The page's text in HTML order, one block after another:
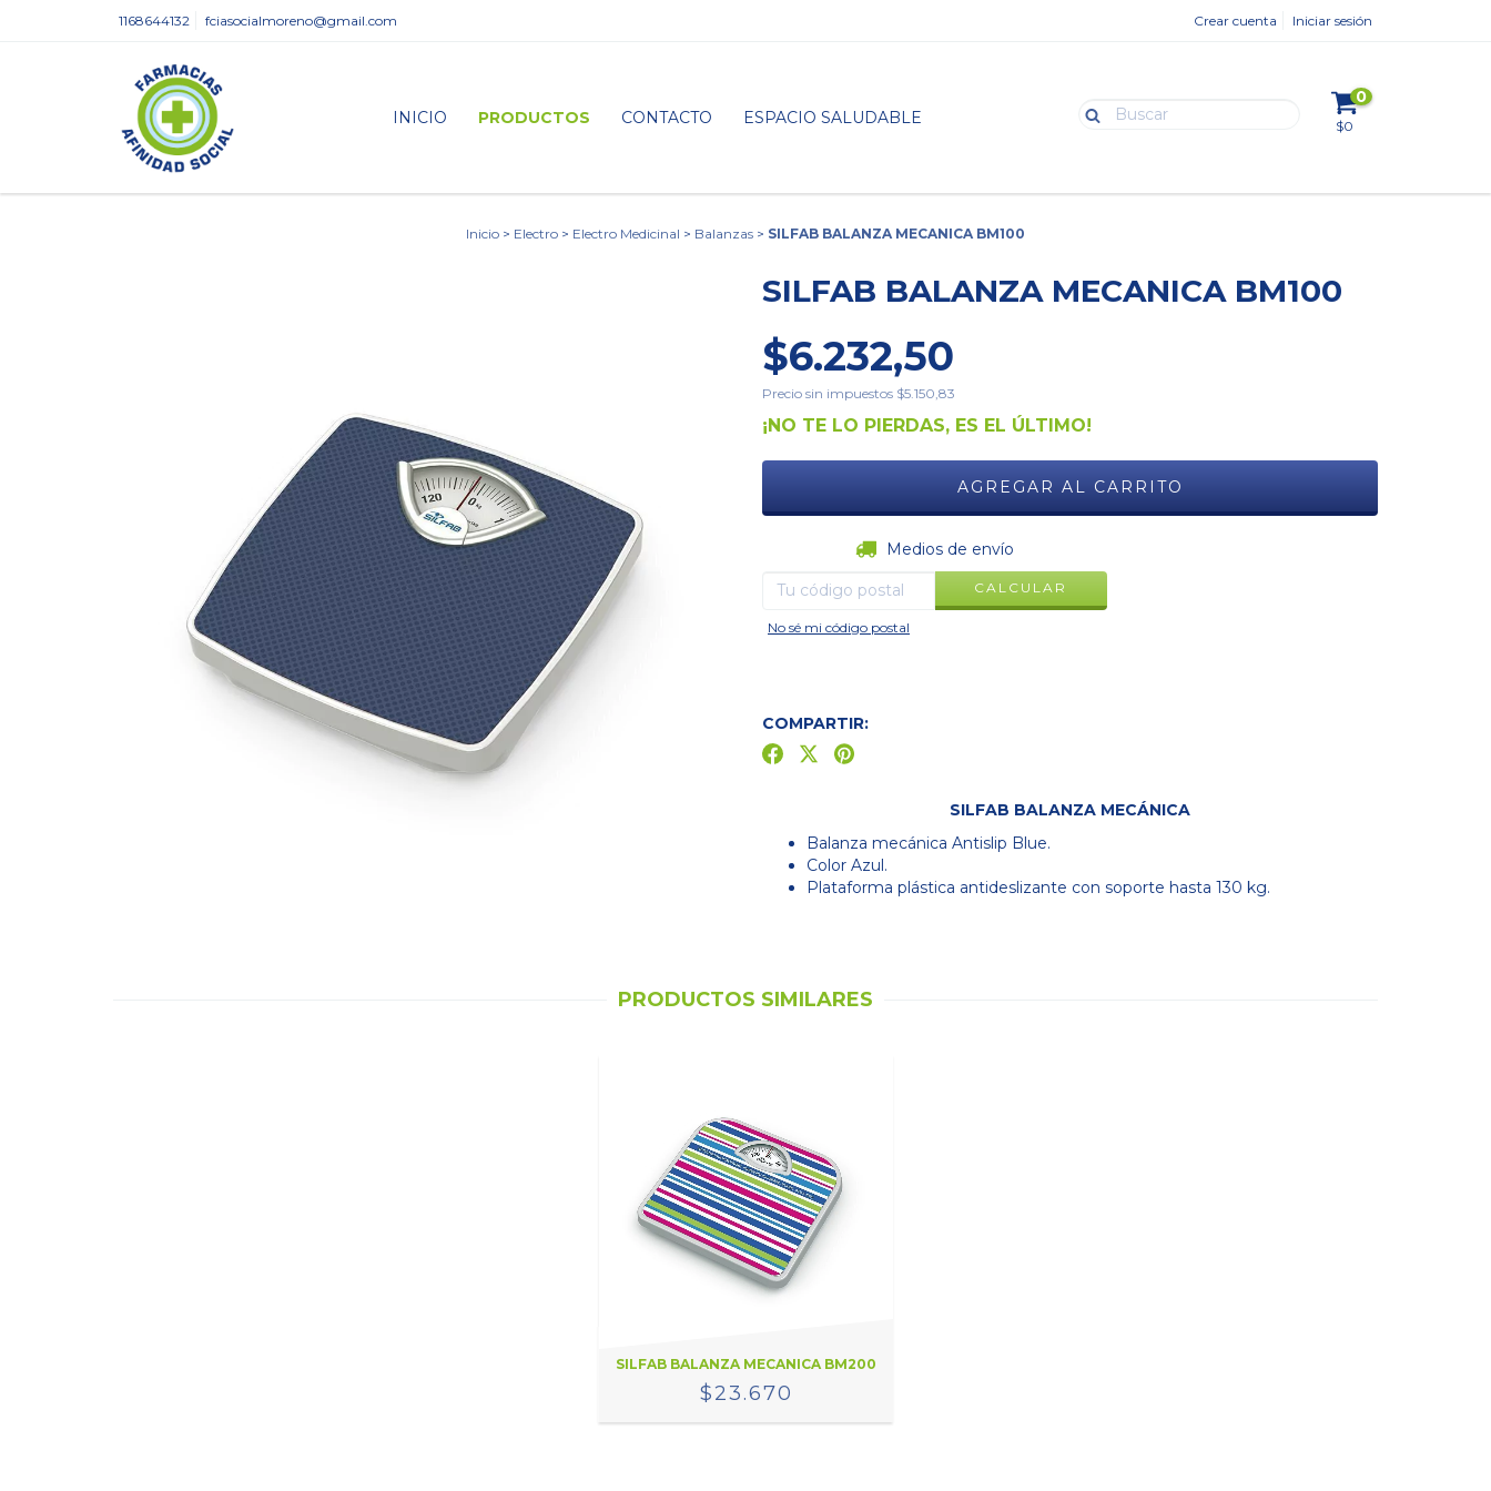
1168644132 fciasocialmoreno@gmail.com Crear cuenta Iniciar sesión
INICIO PRODUCTOS CONTACTO ESPACIO SALUDABLE
0
$0
Inicio > Electro > Electro Medicinal > Balanzas > SILFAB BALANZA MECANICA BM100
SILFAB BALANZA MECANICA BM100
$6.232,50
Precio sin impuestos $5.150,83
¡NO TE LO PIERDAS, ES EL ÚLTIMO!
Entregas para el CP:Medios de envío
CALCULAR
No sé mi código postal
COMPARTIR:
SILFAB BALANZA MECÁNICA
Balanza mecánica Antislip Blue.
Color Azul.
Plataforma plástica antideslizante con soporte hasta 130 kg.
PRODUCTOS SIMILARES
SILFAB BALANZA MECANICA BM200
$23.670